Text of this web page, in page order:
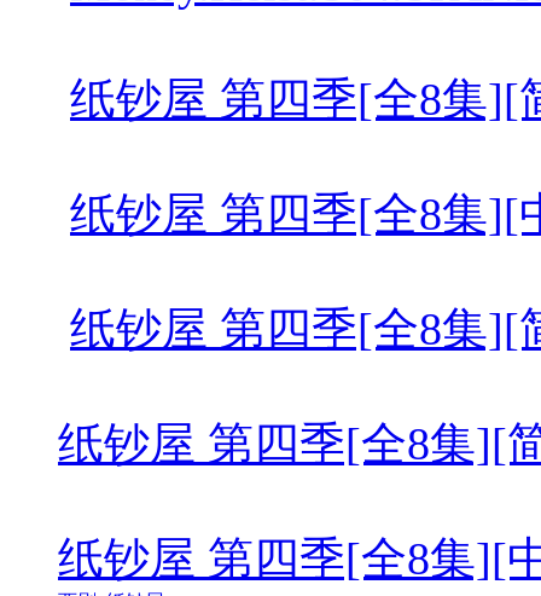
纸钞屋 第四季[全8集][
纸钞屋 第四季[全8集][
纸钞屋 第四季[全8集][
纸钞屋 第四季[全8集][
纸钞屋 第四季[全8集][